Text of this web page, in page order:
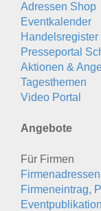
Adressen Shop
Eventkalender
Presseportal
Aktionen &
Tagesthemen
Video Portal
Angebote
Für Firmen
Firmenadressen
Firmeneintrag,